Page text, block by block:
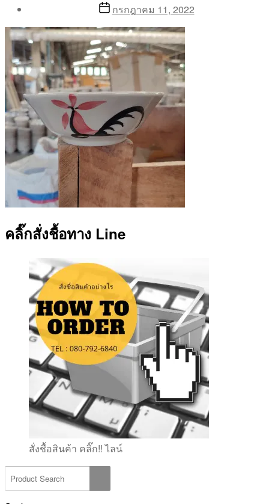
By
Aea
Postกรกฎาคม 11, 2022
คลิ๊กสั่งชื้อทาง Line
สั่งชื้อสินค้า คลิ๊ก!! ไลน์